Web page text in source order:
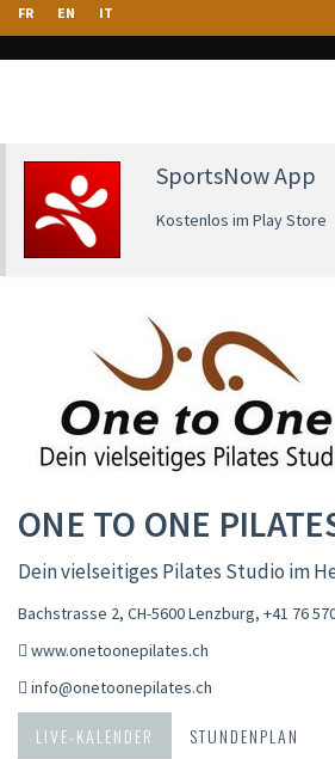
FR EN IT
SportsNow App
Kostenlos im Play Store
ONE TO ONE
Dein vielseitiges Pilates Studio im
Bachstrasse 2, CH-5600 Lenzburg, +41 76
www.onetoonepilates.ch
info@onetoonepilates.ch
LIVE-KALENDER
STUNDENPLAN